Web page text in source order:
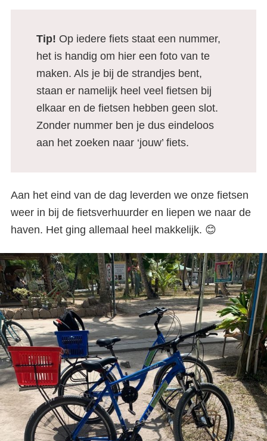
langs de mooiste stranden)
Tip! Op iedere fiets staat een nummer,
het is handig om hier een foto van te
maken. Als je bij de strandjes bent,
staan er namelijk heel veel fietsen bij
elkaar en de fietsen hebben geen slot.
Zonder nummer ben je dus eindeloos
aan het zoeken naar ‘jouw’ fiets.
Aan het eind van de dag leverden we onze fietsen
weer in bij de fietsverhuurder en liepen we naar de
haven. Het ging allemaal heel makkelijk. 😊